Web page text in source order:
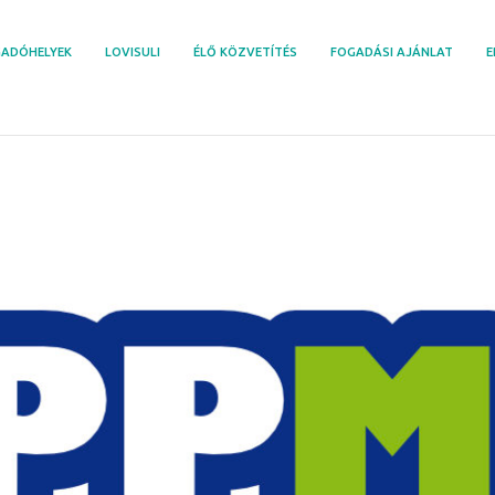
LOVISULI ÉLŐ KÖZVETÍTÉS FOGADÁSI AJÁNLAT